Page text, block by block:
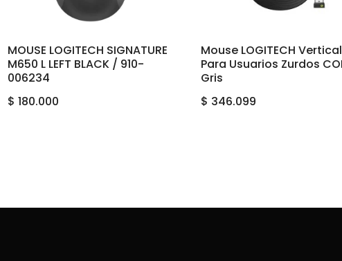
MOUSE LOGITECH SIGNATURE
M650 L LEFT BLACK / 910-
006234
$ 180.000
Mouse LOGITECH Vertical
Para Usuarios Zurdos
Gris
$ 346.099